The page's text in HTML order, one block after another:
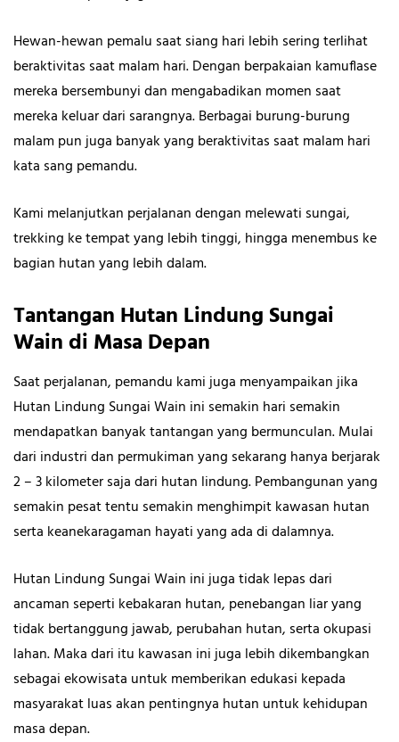
Hewan-hewan pemalu saat siang hari lebih sering terlihat
beraktivitas saat malam hari. Dengan berpakaian kamuflase
mereka bersembunyi dan mengabadikan momen saat
mereka keluar dari sarangnya. Berbagai burung-burung
malam pun juga banyak yang beraktivitas saat malam hari
kata sang pemandu.
Kami melanjutkan perjalanan dengan melewati sungai,
trekking ke tempat yang lebih tinggi, hingga menembus ke
bagian hutan yang lebih dalam.
Tantangan Hutan Lindung Sungai
Wain di Masa Depan
Saat perjalanan, pemandu kami juga menyampaikan jika
Hutan Lindung Sungai Wain ini semakin hari semakin
mendapatkan banyak tantangan yang bermunculan. Mulai
dari industri dan permukiman yang sekarang hanya berjarak
2 – 3 kilometer saja dari hutan lindung. Pembangunan yang
semakin pesat tentu semakin menghimpit kawasan hutan
serta keanekaragaman hayati yang ada di dalamnya.
Hutan Lindung Sungai Wain ini juga tidak lepas dari
ancaman seperti kebakaran hutan, penebangan liar yang
tidak bertanggung jawab, perubahan hutan, serta okupasi
lahan. Maka dari itu kawasan ini juga lebih dikembangkan
sebagai ekowisata untuk memberikan edukasi kepada
masyarakat luas akan pentingnya hutan untuk kehidupan
masa depan.